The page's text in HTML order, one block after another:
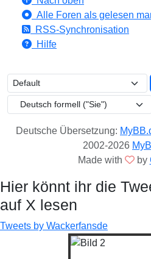
Alle Foren als gelesen
RSS-Synchronisation
Hilfe
Deutsche Übersetzung:
2002-2026
Made with
by
Hier könnt ihr die
auf X lesen
Tweets by Wackerfansde